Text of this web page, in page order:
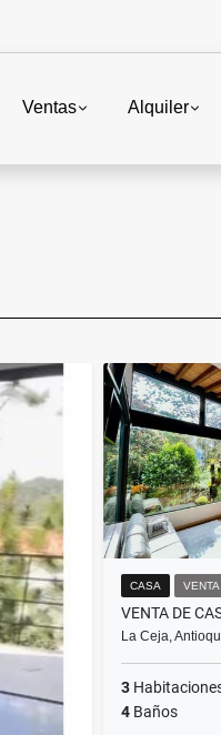
Ventas Alquiler
CASA VENTA
La Ceja,
3
4 Baños